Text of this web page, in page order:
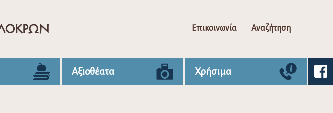
Επικοινωνία Αναζήτηση
Αξιοθέατα Χρήσιμα